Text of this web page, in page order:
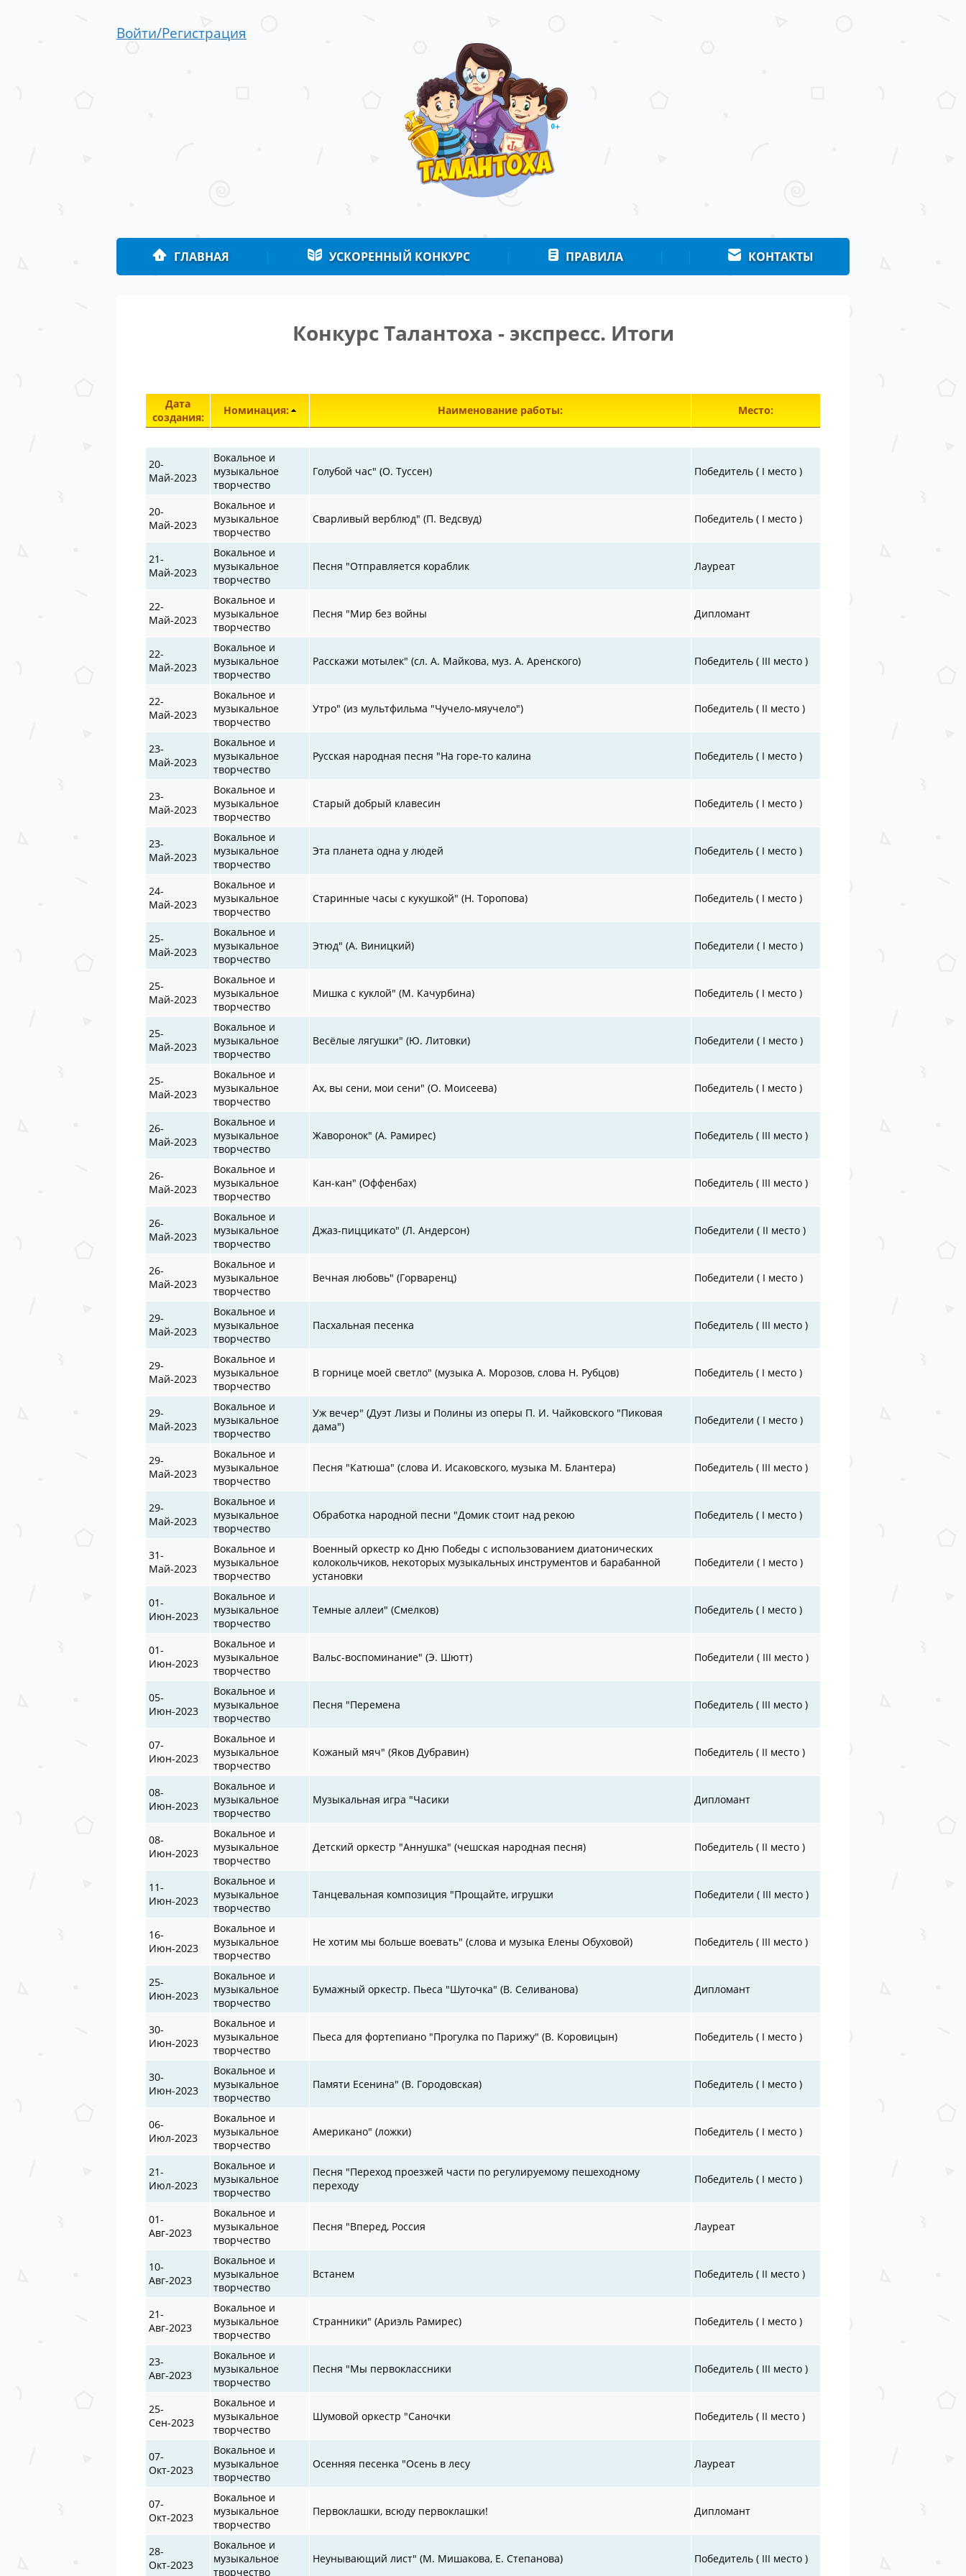
Войти/Регистрация
ГЛАВНАЯ | УСКОРЕННЫЙ КОНКУРС | ПРАВИЛА | | КОНТАКТЫ
Конкурс Талантоха - экспресс. Итоги
Дата
создания:
Номинация: Наименование работы: Место:
20-
Май-2023
Вокальное и
музыкальное
творчество
Голубой час" (О. Туссен) Победитель ( I место )
20-
Май-2023
Вокальное и
музыкальное
творчество
Сварливый верблюд" (П. Ведсвуд) Победитель ( I место )
21-
Май-2023
Вокальное и
музыкальное
творчество
Песня "Отправляется кораблик Лауреат
22-
Май-2023
Вокальное и
музыкальное
творчество
Песня "Мир без войны Дипломант
22-
Май-2023
Вокальное и
музыкальное
творчество
Расскажи мотылек" (сл. А. Майкова, муз. А. Аренского) Победитель ( III место )
22-
Май-2023
Вокальное и
музыкальное
творчество
Утро" (из мультфильма "Чучело-мяучело") Победитель ( II место )
23-
Май-2023
Вокальное и
музыкальное
творчество
Русская народная песня "На горе-то калина Победитель ( I место )
23-
Май-2023
Вокальное и
музыкальное
творчество
Старый добрый клавесин Победитель ( I место )
23-
Май-2023
Вокальное и
музыкальное
творчество
Эта планета одна у людей Победитель ( I место )
24-
Май-2023
Вокальное и
музыкальное
творчество
Старинные часы с кукушкой" (Н. Торопова) Победитель ( I место )
25-
Май-2023
Вокальное и
музыкальное
творчество
Этюд" (А. Виницкий) Победители ( I место )
25-
Май-2023
Вокальное и
музыкальное
творчество
Мишка с куклой" (М. Качурбина) Победитель ( I место )
25-
Май-2023
Вокальное и
музыкальное
творчество
Весёлые лягушки" (Ю. Литовки) Победители ( I место )
25-
Май-2023
Вокальное и
музыкальное
творчество
Ах, вы сени, мои сени" (О. Моисеева) Победитель ( I место )
26-
Май-2023
Вокальное и
музыкальное
творчество
Жаворонок" (А. Рамирес) Победитель ( III место )
26-
Май-2023
Вокальное и
музыкальное
творчество
Кан-кан" (Оффенбах) Победитель ( III место )
26-
Май-2023
Вокальное и
музыкальное
творчество
Джаз-пиццикато" (Л. Андерсон) Победители ( II место )
26-
Май-2023
Вокальное и
музыкальное
творчество
Вечная любовь" (Горваренц) Победители ( I место )
29-
Май-2023
Вокальное и
музыкальное
творчество
Пасхальная песенка Победитель ( III место )
29-
Май-2023
Вокальное и
музыкальное
творчество
В горнице моей светло" (музыка А. Морозов, слова Н. Рубцов) Победитель ( I место )
29-
Май-2023
Вокальное и
музыкальное
творчество
Уж вечер" (Дуэт Лизы и Полины из оперы П. И. Чайковского "Пиковая
дама")
Победители ( I место )
29-
Май-2023
Вокальное и
музыкальное
творчество
Песня "Катюша" (слова И. Исаковского, музыка М. Блантера) Победитель ( III место )
29-
Май-2023
Вокальное и
музыкальное
творчество
Обработка народной песни "Домик стоит над рекою Победитель ( I место )
31-
Май-2023
Вокальное и
музыкальное
творчество
Военный оркестр ко Дню Победы с использованием диатонических
колокольчиков, некоторых музыкальных инструментов и барабанной
установки
Победители ( I место )
01-
Июн-2023
Вокальное и
музыкальное
творчество
Темные аллеи" (Смелков) Победитель ( I место )
01-
Июн-2023
Вокальное и
музыкальное
творчество
Вальс-воспоминание" (Э. Шютт) Победители ( III место )
05-
Июн-2023
Вокальное и
музыкальное
творчество
Песня "Перемена Победитель ( III место )
07-
Июн-2023
Вокальное и
музыкальное
творчество
Кожаный мяч" (Яков Дубравин) Победитель ( II место )
08-
Июн-2023
Вокальное и
музыкальное
творчество
Музыкальная игра "Часики Дипломант
08-
Июн-2023
Вокальное и
музыкальное
творчество
Детский оркестр "Аннушка" (чешская народная песня) Победитель ( II место )
11-
Июн-2023
Вокальное и
музыкальное
творчество
Танцевальная композиция "Прощайте, игрушки Победители ( III место )
16-
Июн-2023
Вокальное и
музыкальное
творчество
Не хотим мы больше воевать" (слова и музыка Елены Обуховой) Победитель ( III место )
25-
Июн-2023
Вокальное и
музыкальное
творчество
Бумажный оркестр. Пьеса "Шуточка" (В. Селиванова) Дипломант
30-
Июн-2023
Вокальное и
музыкальное
творчество
Пьеса для фортепиано "Прогулка по Парижу" (В. Коровицын) Победитель ( I место )
30-
Июн-2023
Вокальное и
музыкальное
творчество
Памяти Есенина" (В. Городовская) Победитель ( I место )
06-
Июл-2023
Вокальное и
музыкальное
творчество
Американо" (ложки) Победитель ( I место )
21-
Июл-2023
Вокальное и
музыкальное
творчество
Песня "Переход проезжей части по регулируемому пешеходному
переходу
Победитель ( I место )
01-
Авг-2023
Вокальное и
музыкальное
творчество
Песня "Вперед, Россия Лауреат
10-
Авг-2023
Вокальное и
музыкальное
творчество
Встанем Победитель ( II место )
21-
Авг-2023
Вокальное и
музыкальное
творчество
Странники" (Ариэль Рамирес) Победитель ( I место )
23-
Авг-2023
Вокальное и
музыкальное
творчество
Песня "Мы первоклассники Победитель ( III место )
25-
Сен-2023
Вокальное и
музыкальное
творчество
Шумовой оркестр "Саночки Победитель ( II место )
07-
Окт-2023
Вокальное и
музыкальное
творчество
Осенняя песенка "Осень в лесу Лауреат
07-
Окт-2023
Вокальное и
музыкальное
творчество
Первоклашки, всюду первоклашки! Дипломант
28-
Окт-2023
Вокальное и
музыкальное
творчество
Неунывающий лист" (М. Мишакова, Е. Степанова) Победитель ( III место )